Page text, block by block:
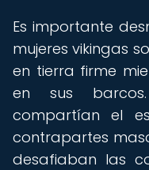
Es importante
mujeres vikingas
en tierra firme
en sus
compartían el
contrapartes
desafiaban las